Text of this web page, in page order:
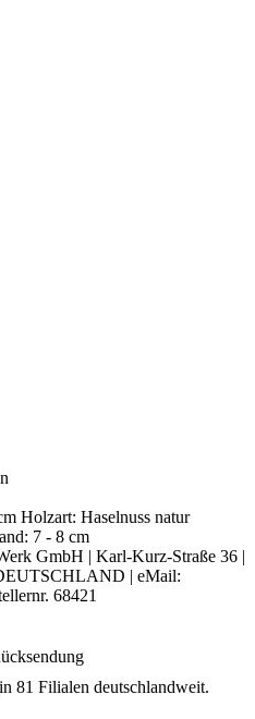
Holzart: Haselnuss natur
7 - 8 cm
GmbH | Karl-Kurz-Straße 36 |
| eMail:
68421
81 Filialen deutschlandweit.